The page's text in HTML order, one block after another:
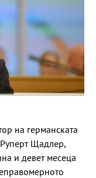
на германската
Щадлер,
и девет месеца